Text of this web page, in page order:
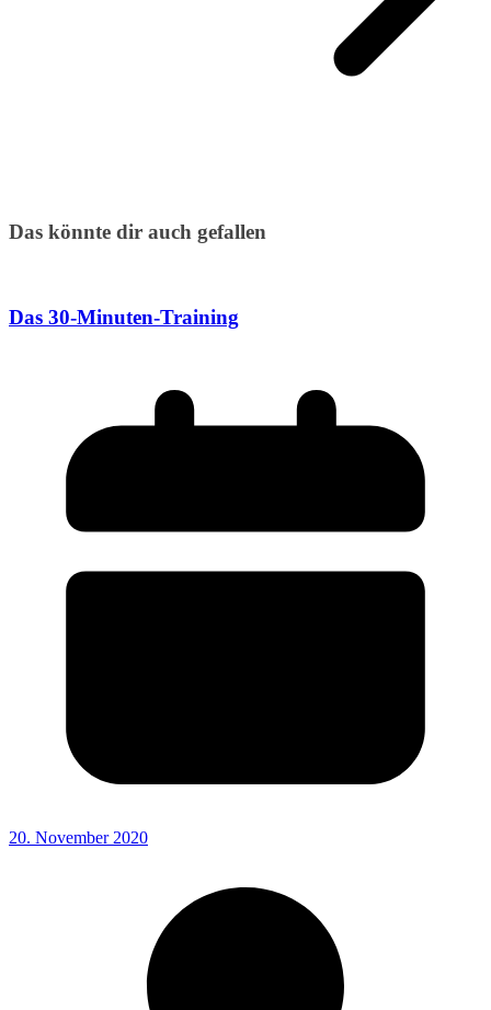
Das könnte dir auch gefallen
Das 30-Minuten-Training
20. November 2020